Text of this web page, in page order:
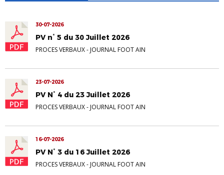
30-07-2026
PV n° 5 du 30 Juillet 2026
PROCES VERBAUX- JOURNAL FOOT AIN
23-07-2026
PV N° 4 du 23 Juillet 2026
PROCES VERBAUX- JOURNAL FOOT AIN
16-07-2026
PV N° 3 du 16 Juillet 2026
PROCES VERBAUX- JOURNAL FOOT AIN